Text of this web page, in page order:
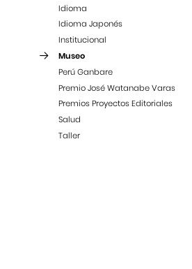
Idioma
Idioma Japonés
Institucional
Museo
Perú Ganbare
Premio José Watanabe Varas
Premios Proyectos Editoriales
Salud
Taller